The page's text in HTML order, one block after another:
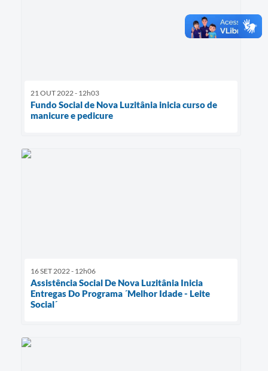
21 OUT 2022 - 12h03
Fundo Social de Nova Luzitânia inicia curso de
manicure e pedicure
16 SET 2022 - 12h06
Assistência Social De Nova Luzitânia Inicia
Entregas Do Programa ´Melhor Idade - Leite
Social´